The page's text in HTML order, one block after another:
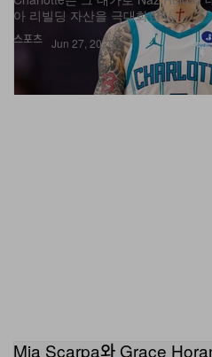
스포츠 Jun 27, 2026
야기